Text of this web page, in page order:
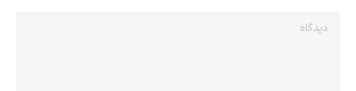
دیدگاه